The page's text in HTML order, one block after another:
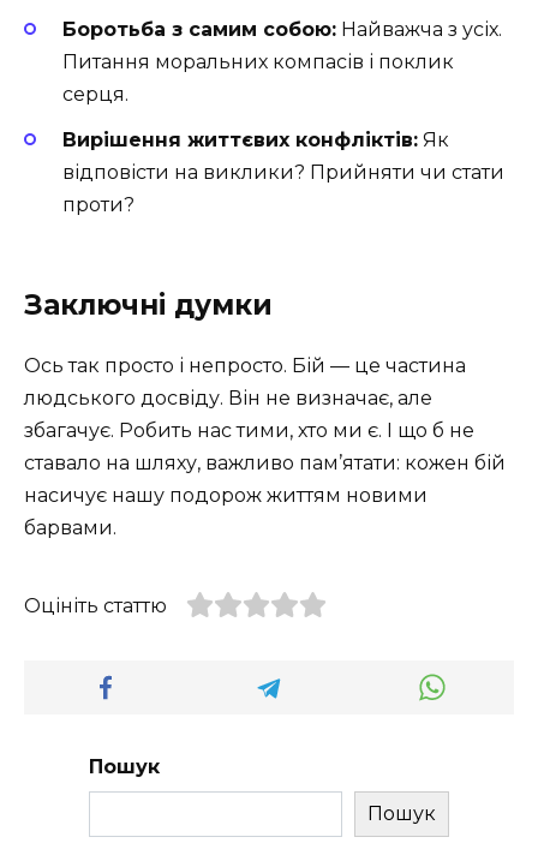
Боротьба з самим собою: Найважча з усіх.
Питання моральних компасів і поклик
серця.
Вирішення життєвих конфліктів: Як
відповісти на виклики? Прийняти чи стати
проти?
Заключні думки
Ось так просто і непросто. Бій — це частина
людського досвіду. Він не визначає, але
збагачує. Робить нас тими, хто ми є. І що б не
ставало на шляху, важливо пам’ятати: кожен бій
насичує нашу подорож життям новими
барвами.
Оцініть статтю
Пошук
Пошук